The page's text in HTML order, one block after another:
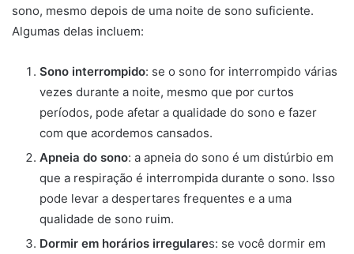
sono, mesmo depois de uma noite de sono suficiente.
Algumas delas incluem:
Sono interrompido: se o sono for interrompido várias
vezes durante a noite, mesmo que por curtos
períodos, pode afetar a qualidade do sono e fazer
com que acordemos cansados.
Apneia do sono: a apneia do sono é um distúrbio em
que a respiração é interrompida durante o sono. Isso
pode levar a despertares frequentes e a uma
qualidade de sono ruim.
Dormir em horários irregulares: se você dormir em